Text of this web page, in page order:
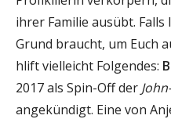
ihrer Familie ausübt.
Grund braucht, um Euch
hlift vielleicht Folgendes:
2017 als Spin-Off der
angekündigt. Eine von